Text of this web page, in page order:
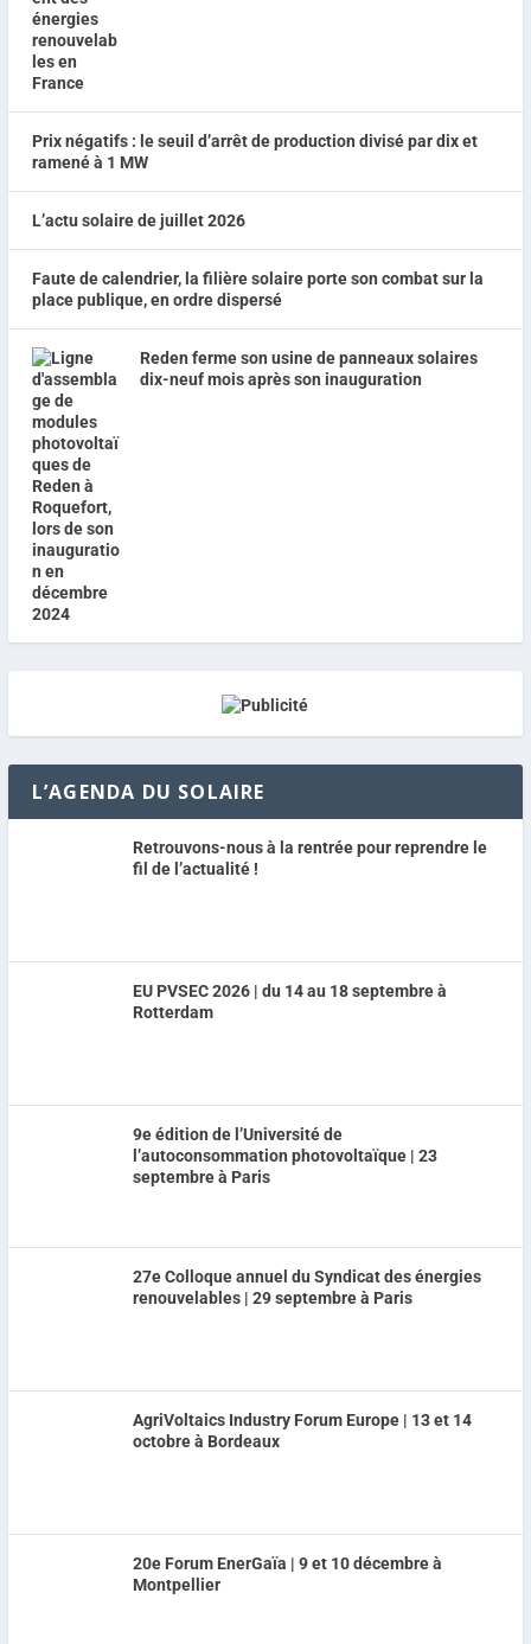
Prix négatifs : le seuil d’arrêt de production divisé par dix et
ramené à 1 MW
L’actu solaire de juillet 2026
Faute de calendrier, la filière solaire porte son combat sur la
place publique, en ordre dispersé
Reden ferme son usine de panneaux solaires
dix-neuf mois après son inauguration
L’AGENDA DU SOLAIRE
Retrouvons-nous à la rentrée pour reprendre le
fil de l’actualité !
EU PVSEC 2026 | du 14 au 18 septembre à
Rotterdam
9e édition de l’Université de
l’autoconsommation photovoltaïque | 23
septembre à Paris
27e Colloque annuel du Syndicat des énergies
renouvelables | 29 septembre à Paris
AgriVoltaics Industry Forum Europe | 13 et 14
octobre à Bordeaux
20e Forum EnerGaïa | 9 et 10 décembre à
Montpellier